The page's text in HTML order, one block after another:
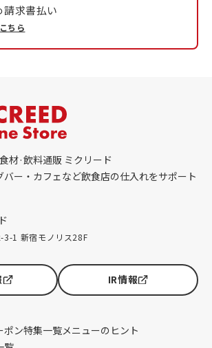
請求書払い
ちら
材·飲料通販 ミクリード
ー・カフェなど飲食店の仕入れをサポート
3-1 新宿モノリス28F
IR情報
ポン特集一覧メニューのヒント